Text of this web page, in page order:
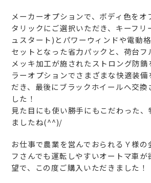
メーカーオプションで、ボディ色をオ
タリックにご選択いただき、キーフ
ュスタート)とパワーウィンドや電動
セットとなった省力パックと、荷台フ
メッキ加工が施されたストロング防錆
ラーオプションでさまざまな快適装備
だき、最後にブラックホイールへ交換
した！
見た目にも使い勝手にもこだわった、
ましたね(^^)/
お仕事で農業を営んでおられるＹ様の
フさんでも運転しやすいオートマ車が
望で、この度ご購入いただきました！